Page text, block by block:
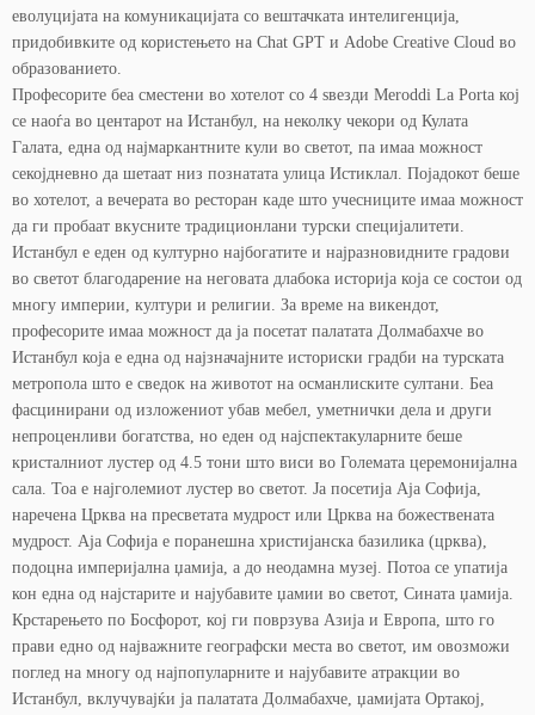
еволуцијата на комуникацијата со вештачката интелигенција,
придобивките од користењето на Chat GPT и Adobe Creative Cloud во
образованието.
Професорите беа сместени во хотелот со 4 ѕвезди Meroddi La Porta кој
се наоѓа во центарот на Истанбул, на неколку чекори од Кулата
Галата, една од најмаркантните кули во светот, па имаа можност
секојдневно да шетаат низ познатата улица Истиклал. Појадокот беше
во хотелот, а вечерата во ресторан каде што учесниците имаа можност
да ги пробаат вкусните традиционлани турски специјалитети.
Истанбул е еден од културно најбогатите и најразновидните градови
во светот благодарение на неговата длабока историја која се состои од
многу империи, култури и религии. За време на викендот,
професорите имаа можност да ја посетат палатата Долмабахче во
Истанбул која е една од најзначајните историски градби на турската
метропола што е сведок на животот на османлиските султани. Беа
фасцинирани од изложениот убав мебел, уметнички дела и други
непроценливи богатства, но еден од најспектакуларните беше
кристалниот лустер од 4.5 тони што виси во Големата церемонијална
сала. Тоа е најголемиот лустер во светот. Ја посетија Аја Софија,
наречена Црква на пресветата мудрост или Црква на божествената
мудрост. Аја Софија е поранешна христијанска базилика (црква),
подоцна империјална џамија, а до неодамна музеј. Потоа се упатија
кон една од најстарите и најубавите џамии во светот, Сината џамија.
Крстарењето по Босфорот, кој ги поврзува Азија и Европа, што го
прави едно од најважните географски места во светот, им овозможи
поглед на многу од најпопуларните и најубавите атракции во
Истанбул, вклучувајќи ја палатата Долмабахче, џамијата Ортакој,